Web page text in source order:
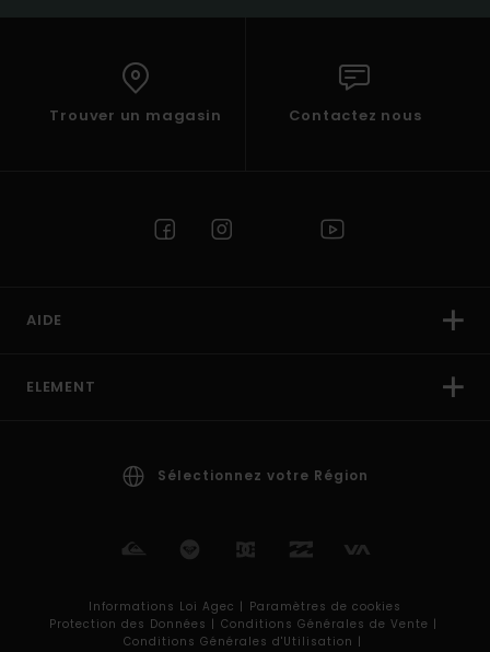
Trouver un magasin Contactez nous
AIDE
ELEMENT
Sélectionnez votre Région
Informations Loi Agec | Paramètres de cookies
Protection des Données | Conditions Générales de Vente |
Conditions Générales d'Utilisation |